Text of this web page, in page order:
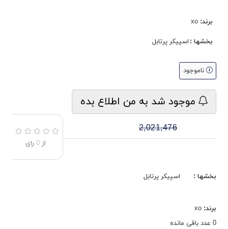
برند: xo
بخشها : اسپیکر پرتابل
ناموجود
موجود شد به من اطلاع بده
2,021,476
از 0 رای
بخشها : اسپیکر پرتابل
برند: xo
0 عدد باقی مانده